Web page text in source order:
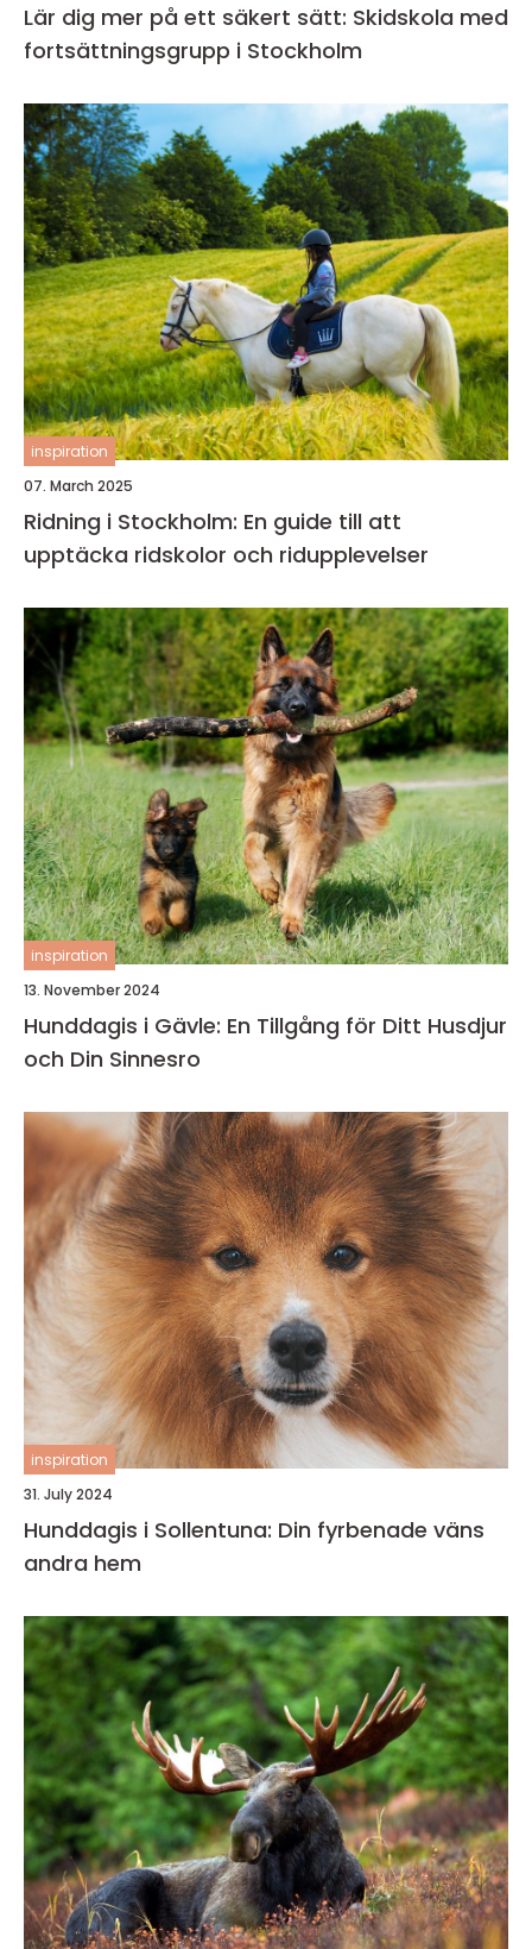
Lär dig mer på ett säkert sätt: Skidskola med
fortsättningsgrupp i Stockholm
inspiration
07. March 2025
Ridning i Stockholm: En guide till att
upptäcka ridskolor och ridupplevelser
inspiration
13. November 2024
Hunddagis i Gävle: En Tillgång för Ditt Husdjur
och Din Sinnesro
inspiration
31. July 2024
Hunddagis i Sollentuna: Din fyrbenade väns
andra hem